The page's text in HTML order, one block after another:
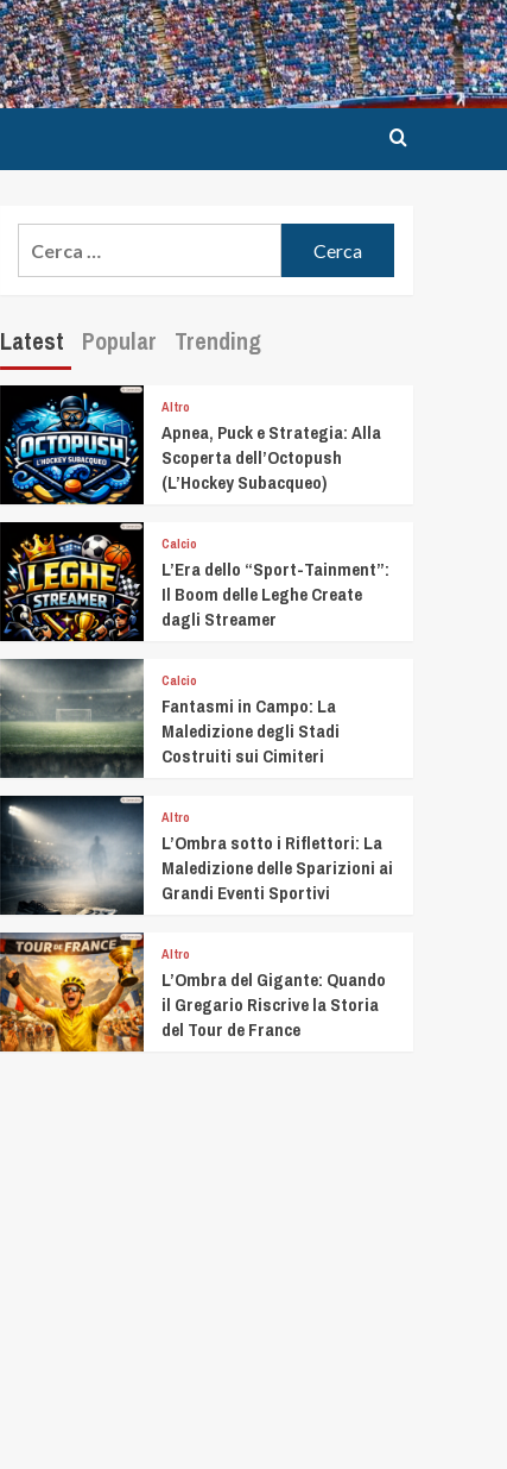
Latest Popular Trending
Altro
Apnea, Puck e Strategia: Alla
Scoperta dell’Octopush
(L’Hockey Subacqueo)
Calcio
L’Era dello “Sport-Tainment”:
Il Boom delle Leghe Create
dagli Streamer
Calcio
Fantasmi in Campo: La
Maledizione degli Stadi
Costruiti sui Cimiteri
Altro
L’Ombra sotto i Riflettori: La
Maledizione delle Sparizioni ai
Grandi Eventi Sportivi
Altro
L’Ombra del Gigante: Quando
il Gregario Riscrive la Storia
del Tour de France